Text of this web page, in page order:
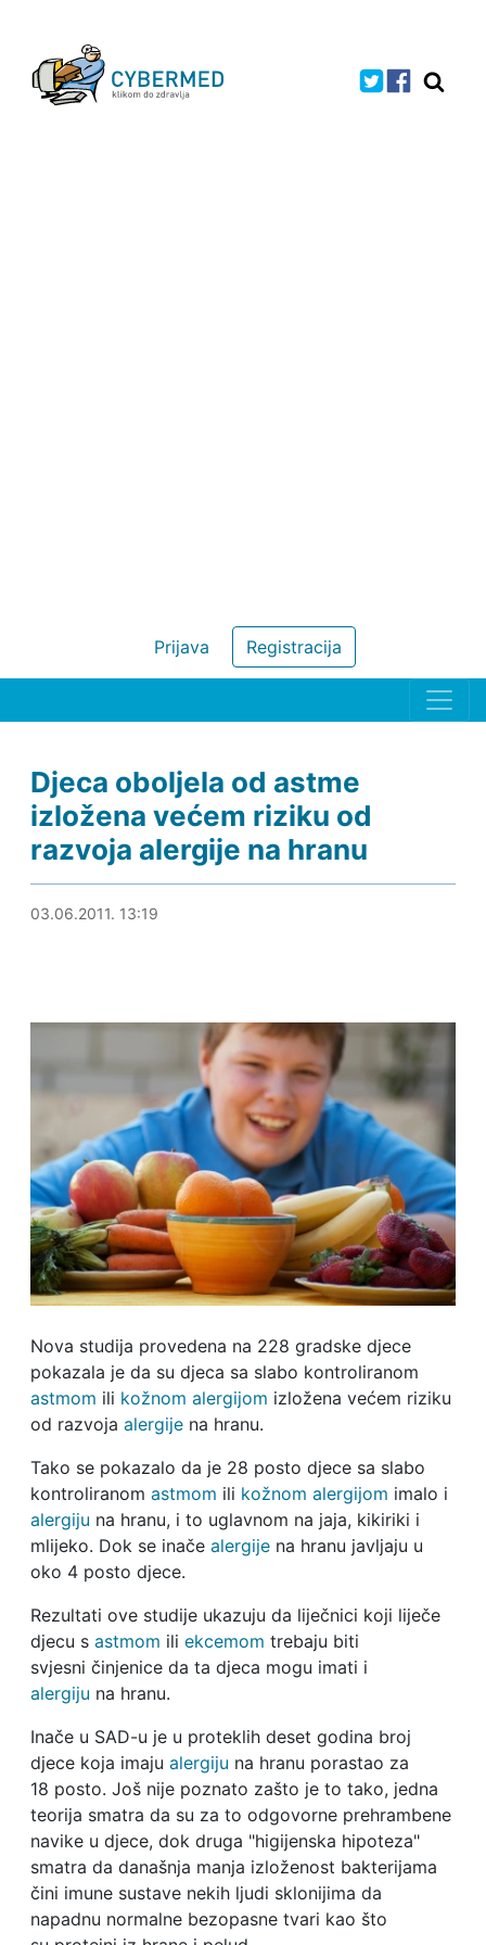
Registracija
Prijava
Djeca oboljela od astme
izložena većem riziku od
razvoja alergije na hranu
03.06.2011. 14:39
03.06.2011. 13:19
Nova studija provedena na 228 gradske djece
pokazala je da su djeca sa slabo kontroliranom
astmom ili kožnom alergijom izložena većem riziku
od razvoja alergijena hranu.
Tako se pokazalo da je 28 posto djece sa slabo
kontroliranom astmom ili kožnom alergijom imalo i
alergiju na hranu, i to uglavnom na jaja, kikiriki i
mlijeko. Dok se inače alergijena hranu javljaju u
oko 4 posto djece.
Rezultati ove studije ukazuju da liječnici koji liječe
djecu s astmom ili ekcemom trebaju biti
svjesni činjenice da ta djeca mogu imati i
alergiju na hranu.
Inače u SAD-u je u proteklih deset godina broj
djece koja imaju alergiju na hranu porastao za
18 posto. Još nije poznato zašto je to tako, jedna
teorija smatra da su za to odgovorne prehrambene
navike u djece, dok druga "higijenska hipoteza"
smatra da današnja manja izloženost bakterijama
čini imune sustave nekih ljudi sklonijima da
napadnu normalne bezopasne tvari kao što